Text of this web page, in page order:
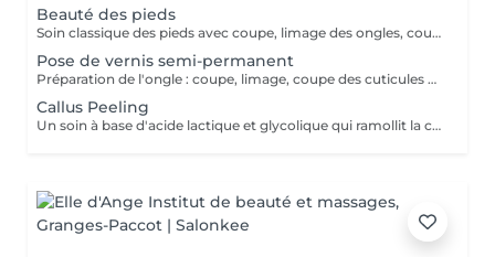
Beauté des pieds
Soin classique des pieds avec coupe, limage des ongles, coupe des cuticules, trempage, gommage et élimination à la râpe des callosités. Le soin se termine avec une huile à cuticules et une crème pour les pieds adaptée avec massage. Possibilité de le combiner avec un vernis simple (prendre des tongs) ou un vernis semi-permanent.
Pose de vernis semi-permanent
Préparation de l'ongle : coupe, limage, coupe des cuticules et application du vernis semi-permanent.
Callus Peeling
Un soin à base d'acide lactique et glycolique qui ramollit la couche cornée des pieds très secs avec durions et callosités dures afin d'éliminer plus facilement cette couche de peaux mortes. Le soin se termine par une crème à base d'urée qui va aider à ramollir la peau et à prévenir des crevasses et durions. Application avec massage des pieds. Ce soin vous laissera les pieds doux et revitalisés. Possibilité de le combiner avec un vernis simple (prendre des tongs) ou un vernis semi-permanent.